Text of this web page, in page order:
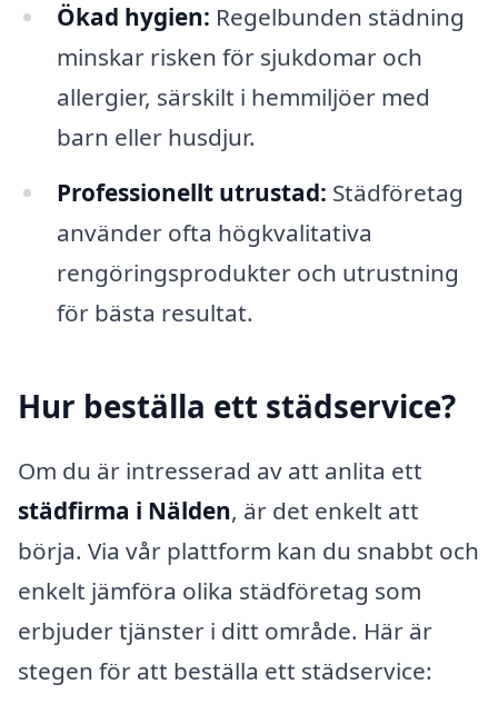
Ökad hygien: Regelbunden städning
minskar risken för sjukdomar och
allergier, särskilt i hemmiljöer med
barn eller husdjur.
Professionellt utrustad: Städföretag
använder ofta högkvalitativa
rengöringsprodukter och utrustning
för bästa resultat.
Hur beställa ett städservice?
Om du är intresserad av att anlita ett
städfirma i Nälden, är det enkelt att
börja. Via vår plattform kan du snabbt och
enkelt jämföra olika städföretag som
erbjuder tjänster i ditt område. Här är
stegen för att beställa ett städservice: